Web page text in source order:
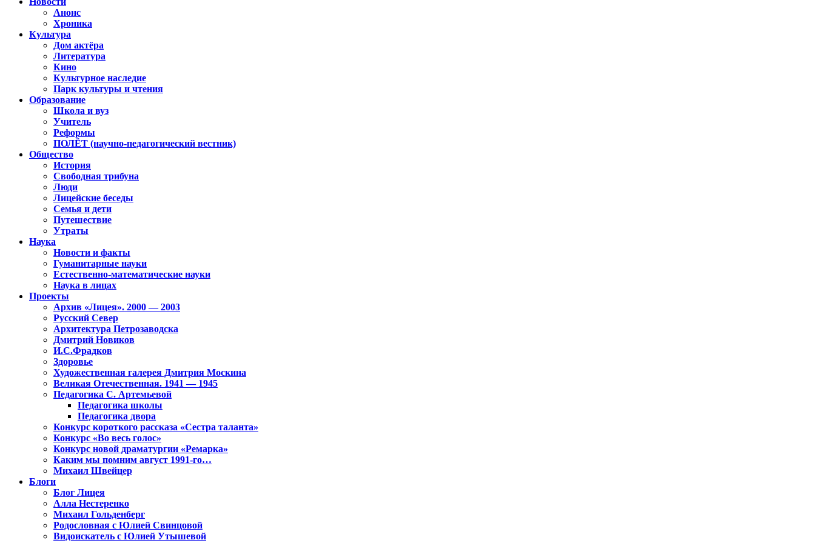
Анонс
Хроника
Культура
Дом актёра
Литература
Кино
Культурное наследие
Парк культуры и чтения
Образование
Школа и вуз
Учитель
Реформы
ПОЛЁТ (научно-педагогический вестник)
Общество
История
Свободная трибуна
Люди
Лицейские беседы
Семья и дети
Путешествие
Утраты
Наука
Новости и факты
Гуманитарные науки
Естественно-математические науки
Наука в лицах
Проекты
Архив «Лицея». 2000 — 2003
Русский Север
Архитектура Петрозаводска
Дмитрий Новиков
И.С.Фрадков
Здоровье
Художественная галерея Дмитрия Москина
Великая Отечественная. 1941 — 1945
Педагогика С. Артемьевой
Педагогика школы
Педагогика двора
Конкурс короткого рассказа «Сестра таланта»
Конкурс «Во весь голос»
Конкурс новой драматургии «Ремарка»
Каким мы помним август 1991-го…
Михаил Швейцер
Блоги
Блог Лицея
Алла Нестеренко
Михаил Гольденберг
Родословная с Юлией Свинцовой
Видоискатель с Юлией Утышевой